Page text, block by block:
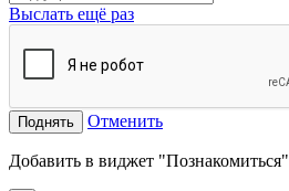
Выслать ещё раз
Поднять Отменить
Добавить в виджет "Познакомиться"